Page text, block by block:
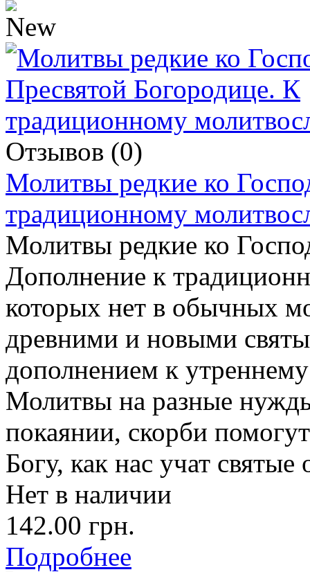
Отзывов (0)
Молитвы редкие ко
традиционному
Молитвы редкие ко
Дополнение к
которых нет в обычных
древними и новыми
дополнением к
Молитвы на разные
покаянии, скорби
Богу, как нас учат
Нет в наличии
142.00 грн.
Подробнее